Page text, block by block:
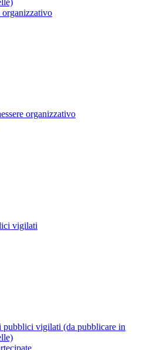
organizzativo
organizzativo
vigilati
pubblici vigilati (da pubblicare in